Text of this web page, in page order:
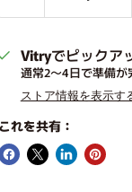
Vitryでピックア
通常2〜4日で準備が
ストア情報を表示す
これを共有：